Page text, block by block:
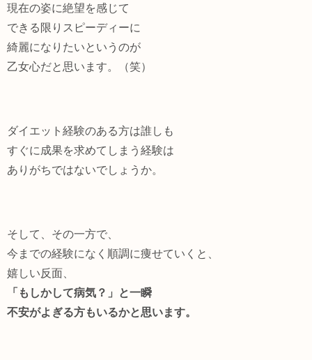
現在の姿に絶望を感じて
できる限りスピーディーに
綺麗になりたいというのが
乙女心だと思います。（笑）
ダイエット経験のある方は誰しも
すぐに成果を求めてしまう経験は
ありがちではないでしょうか。
そして、その一方で、
今までの経験になく順調に痩せていくと、
嬉しい反面、
「もしかして病気？」
と一瞬
不安がよぎる方もいるかと思います。